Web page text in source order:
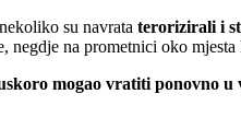
su navrata terorizirali i
negdje na prometnici oko
mogao vratiti ponovno u